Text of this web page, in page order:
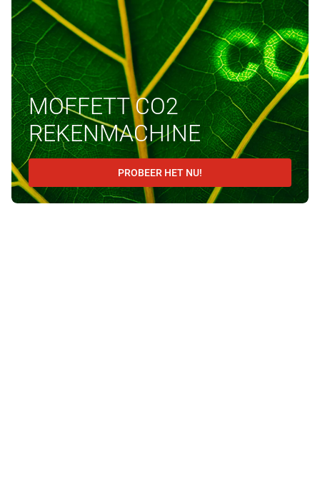
MOFFETT CO2
REKENMACHINE
PROBEER HET NU!